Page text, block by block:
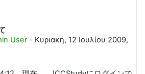
User- Κυριακή, 12 Ιουλίου 2009,
0